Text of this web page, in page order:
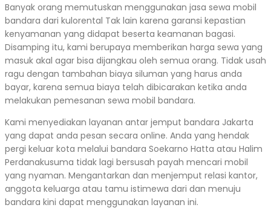
Banyak orang memutuskan menggunakan jasa sewa mobil
bandara dari kulorental Tak lain karena garansi kepastian
kenyamanan yang didapat beserta keamanan bagasi.
Disamping itu, kami berupaya memberikan harga sewa yang
masuk akal agar bisa dijangkau oleh semua orang. Tidak usah
ragu dengan tambahan biaya siluman yang harus anda
bayar, karena semua biaya telah dibicarakan ketika anda
melakukan pemesanan sewa mobil bandara.
Kami menyediakan layanan antar jemput bandara Jakarta
yang dapat anda pesan secara online. Anda yang hendak
pergi keluar kota melalui bandara Soekarno Hatta atau Halim
Perdanakusuma tidak lagi bersusah payah mencari mobil
yang nyaman. Mengantarkan dan menjemput relasi kantor,
anggota keluarga atau tamu istimewa dari dan menuju
bandara kini dapat menggunakan layanan ini.